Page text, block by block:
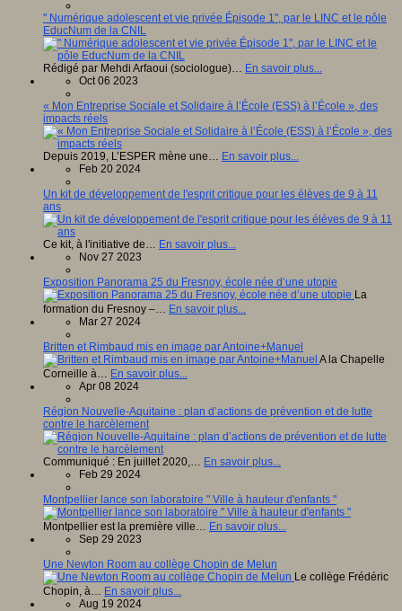
" Numérique adolescent et vie privée Épisode 1", par le LINC et le pôle
EducNum de la CNIL
Rédigé par Mehdi Arfaoui (sociologue)… En savoir plus...
Oct 06 2023
« Mon Entreprise Sociale et Solidaire à l’École (ESS) à l’École », des
impacts réels
Depuis 2019, L’ESPER mène une… En savoir plus...
Feb 20 2024
Un kit de développement de l'esprit critique pour les élèves de 9 à 11
ans
Ce kit, à l'initiative de… En savoir plus...
Nov 27 2023
Exposition Panorama 25 du Fresnoy, école née d’une utopie
La
formation du Fresnoy –… En savoir plus...
Mar 27 2024
Britten et Rimbaud mis en image par Antoine+Manuel
A la Chapelle
Corneille à… En savoir plus...
Apr 08 2024
Région Nouvelle-Aquitaine : plan d’actions de prévention et de lutte
contre le harcèlement
Communiqué : En juillet 2020,… En savoir plus...
Feb 29 2024
Montpellier lance son laboratoire " Ville à hauteur d'enfants "
Montpellier est la première ville… En savoir plus...
Sep 29 2023
Une Newton Room au collège Chopin de Melun
Le collège Frédéric
Chopin, à… En savoir plus...
Aug 19 2024